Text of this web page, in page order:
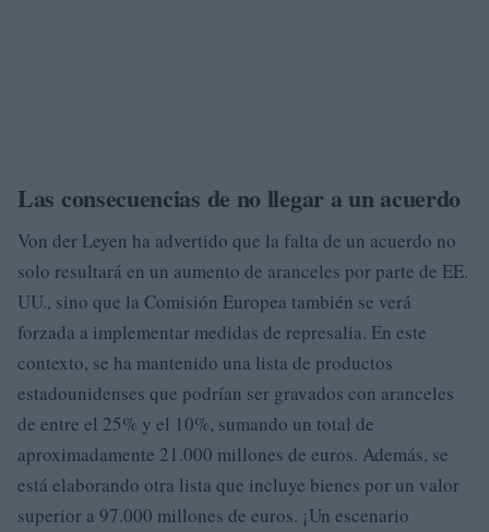
Las consecuencias de no llegar a un acuerdo
Von der Leyen ha advertido que la falta de un acuerdo no
solo resultará en un aumento de aranceles por parte de EE.
UU., sino que la Comisión Europea también se verá
forzada a implementar medidas de represalia. En este
contexto, se ha mantenido una lista de productos
estadounidenses que podrían ser gravados con aranceles
de entre el 25% y el 10%, sumando un total de
aproximadamente 21.000 millones de euros. Además, se
está elaborando otra lista que incluye bienes por un valor
superior a 97.000 millones de euros. ¡Un escenario